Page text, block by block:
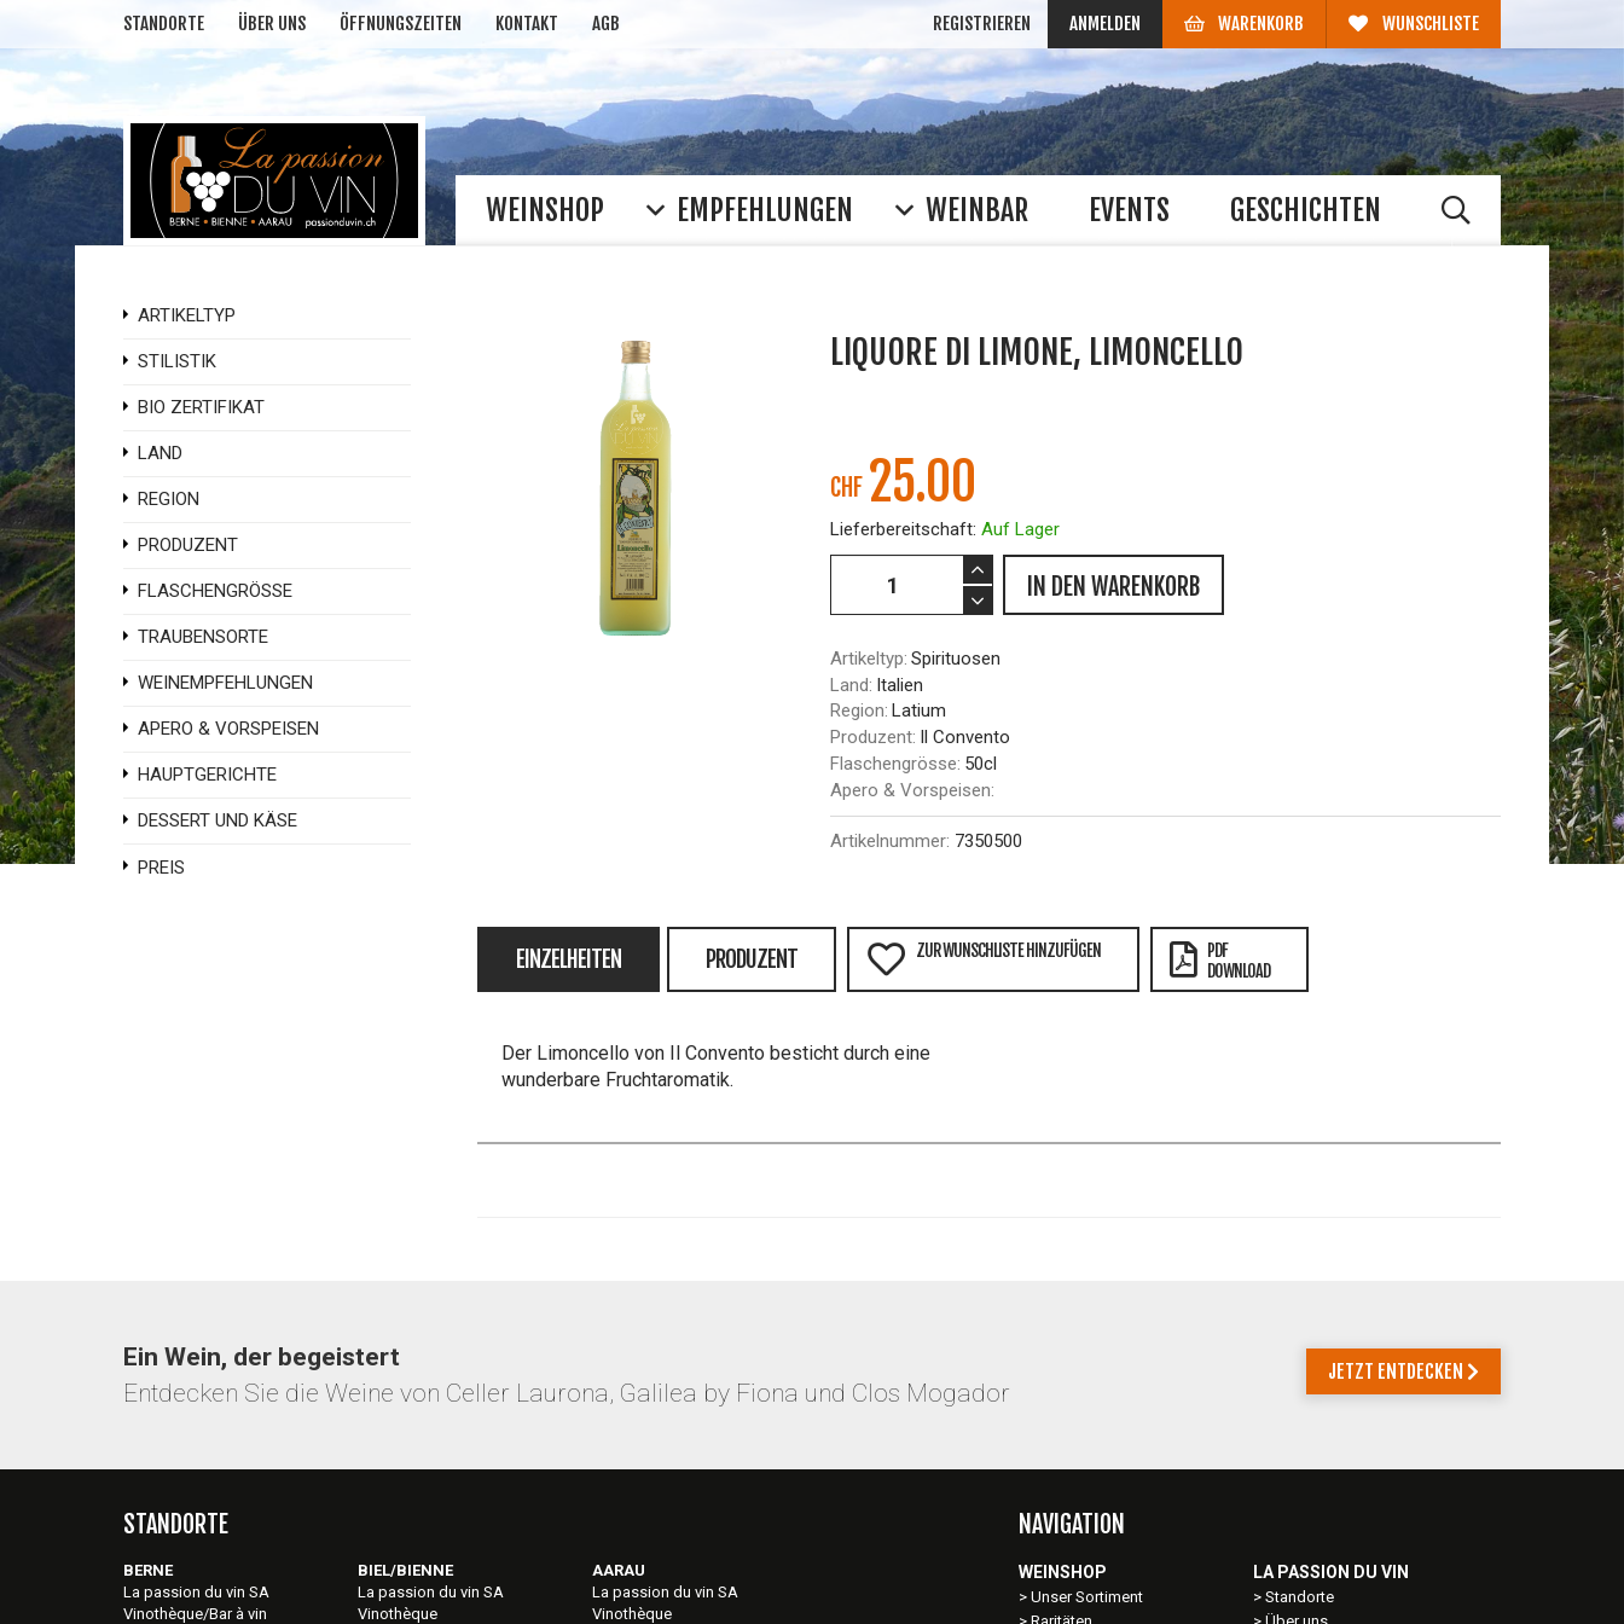
STANDORTE ÜBER UNS ÖFFNUNGSZEITEN KONTAKT AGB REGISTRIEREN ANMELDEN WARENKORB WUNSCHLISTE
WEINSHOP EMPFEHLUNGEN WEINBAR EVENTS GESCHICHTEN
ARTIKELTYP
STILISTIK
BIO ZERTIFIKAT
LAND
REGION
PRODUZENT
FLASCHENGRÖSSE
TRAUBENSORTE
WEINEMPFEHLUNGEN
APERO & VORSPEISEN
HAUPTGERICHTE
DESSERT UND KÄSE
PREIS
LIQUORE DI LIMONE, LIMONCELLO
CHF 25.00
Lieferbereitschaft: Auf Lager
IN DEN WARENKORB
Artikeltyp: Spirituosen
Land: Italien
Region: Latium
Produzent: Il Convento
Flaschengrösse: 50cl
Apero & Vorspeisen:
Artikelnummer: 7350500
EINZELHEITEN PRODUZENT ZUR WUNSCHLISTE HINZUFÜGEN
PDF
DOWNLOAD
Der Limoncello von Il Convento besticht durch eine
wunderbare Fruchtaromatik.
Ein Wein, der begeistert
Entdecken Sie die Weine von Celler Laurona, Galilea by Fiona und Clos Mogador
JETZT ENTDECKEN
STANDORTE
BERNE
La passion du vin SA
Vinothèque/Bar à vin
BIEL/BIENNE
La passion du vin SA
Vinothèque
AARAU
La passion du vin SA
Vinothèque
NAVIGATION
WEINSHOP
Unser Sortiment
LA PASSION DU VIN
Standorte